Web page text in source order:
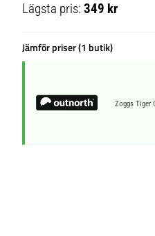
Lägsta pris:349 kr
Jämför priser (1 butik)
Zoggs Tiger